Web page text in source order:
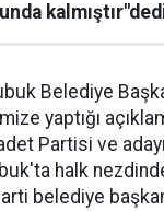
Belediye
yaptığı
Partisi ve
halk
belediye başkan